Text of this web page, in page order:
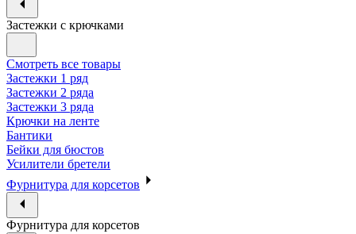
Застежки с крючками
Смотреть все товары
Застежки 1 ряд
Застежки 2 ряда
Застежки 3 ряда
Крючки на ленте
Бантики
Бейки для бюстов
Усилители бретели
Фурнитура для корсетов
Фурнитура для корсетов